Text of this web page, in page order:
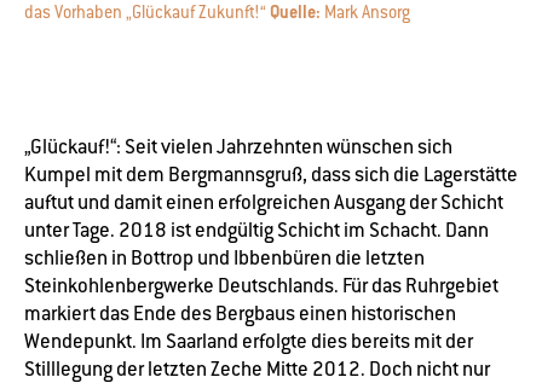
das Vorhaben „Glückauf Zukunft!“ Quelle: Mark Ansorg
„Glückauf!“: Seit vielen Jahrzehnten wünschen sich
Kumpel mit dem Bergmannsgruß, dass sich die Lagerstätte
auftut und damit einen erfolgreichen Ausgang der Schicht
unter Tage. 2018 ist endgültig Schicht im Schacht. Dann
schließen in Bottrop und Ibbenbüren die letzten
Steinkohlenbergwerke Deutschlands. Für das Ruhrgebiet
markiert das Ende des Bergbaus einen historischen
Wendepunkt. Im Saarland erfolgte dies bereits mit der
Stilllegung der letzten Zeche Mitte 2012. Doch nicht nur